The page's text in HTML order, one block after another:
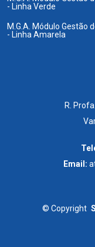
- Linha Verde
M.G.A. Módulo Gestão
- Linha Amarela
R.
Email:
© Copyright